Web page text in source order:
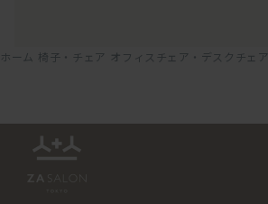
ホーム 椅子・チェア オフィスチェア・デスクチェア